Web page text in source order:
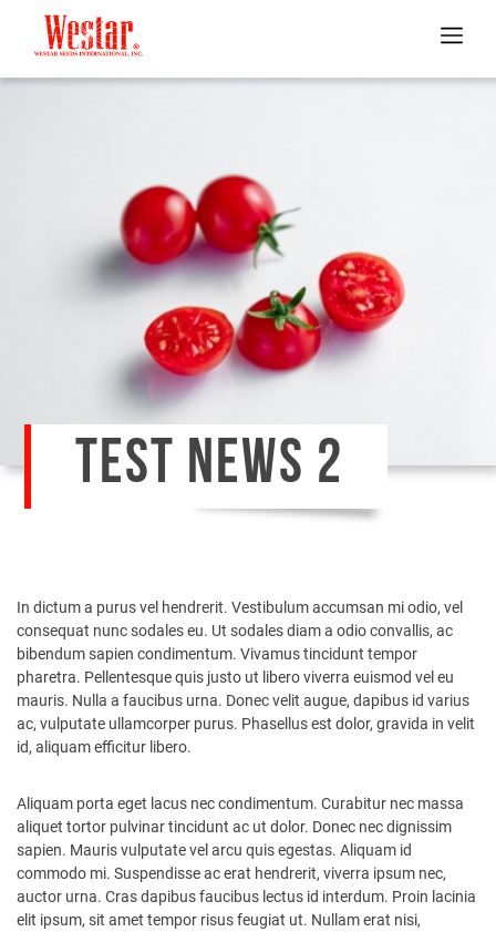
TEST NEWS 2
In dictum a purus vel hendrerit. Vestibulum accumsan mi odio, vel
consequat nunc sodales eu. Ut sodales diam a odio convallis, ac
bibendum sapien condimentum. Vivamus tincidunt tempor
pharetra. Pellentesque quis justo ut libero viverra euismod vel eu
mauris. Nulla a faucibus urna. Donec velit augue, dapibus id varius
ac, vulputate ullamcorper purus. Phasellus est dolor, gravida in velit
id, aliquam efficitur libero.
Aliquam porta eget lacus nec condimentum. Curabitur nec massa
aliquet tortor pulvinar tincidunt ac ut dolor. Donec nec dignissim
sapien. Mauris vulputate vel arcu quis egestas. Aliquam id
commodo mi. Suspendisse ac erat hendrerit, viverra ipsum nec,
auctor urna. Cras dapibus faucibus lectus id interdum. Proin lacinia
elit ipsum, sit amet tempor risus feugiat ut. Nullam erat nisi,